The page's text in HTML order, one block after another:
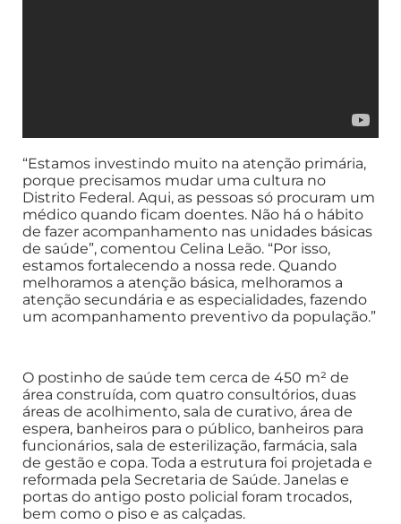
“Estamos investindo muito na atenção primária,
porque precisamos mudar uma cultura no
Distrito Federal. Aqui, as pessoas só procuram um
médico quando ficam doentes. Não há o hábito
de fazer acompanhamento nas unidades básicas
de saúde”, comentou Celina Leão. “Por isso,
estamos fortalecendo a nossa rede. Quando
melhoramos a atenção básica, melhoramos a
atenção secundária e as especialidades, fazendo
um acompanhamento preventivo da população.”
O postinho de saúde tem cerca de 450 m² de
área construída, com quatro consultórios, duas
áreas de acolhimento, sala de curativo, área de
espera, banheiros para o público, banheiros para
funcionários, sala de esterilização, farmácia, sala
de gestão e copa. Toda a estrutura foi projetada e
reformada pela Secretaria de Saúde. Janelas e
portas do antigo posto policial foram trocados,
bem como o piso e as calçadas.